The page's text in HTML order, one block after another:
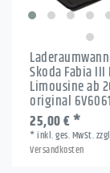
Skoda Fabia III
Limousine ab
original
25,00 € *
*inkl. ges. MwSt.
Versandkosten